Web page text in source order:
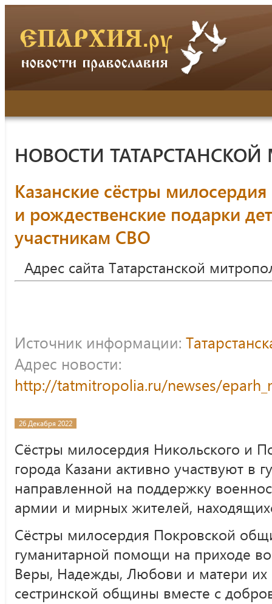
НОВОСТИ
Казанские сёстры
и рождественские подарки
участникам СВО
Адрес сайта Татарстанской
Источник информации:
Адрес новости:
http://tatmitropolia.ru/newses/
26 Декабря 2022
Сёстры милосердия Никольского и
города Казани активно участвуют в
направленной на поддержку
армии и мирных жителей,
Сёстры милосердия Покровской
гуманитарной помощи на приходе
Веры, Надежды, Любови и матери их
сестринской общины вместе с